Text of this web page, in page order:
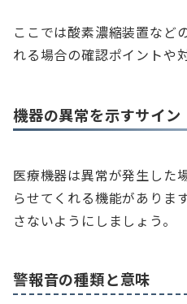
ここでは酸素濃縮装置など
れる場合の確認ポイントや
機器の異常を示すサイン
医療機器は異常が発生した
らせてくれる機能がありま
さないようにしましょう。
警報音の種類と意味